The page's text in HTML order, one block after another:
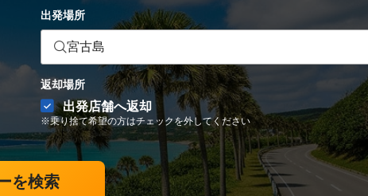
出発場所
宮古島
返却場所
出発店舗へ返却
※乗り捨て希望の方はチェックを外してください
を検索